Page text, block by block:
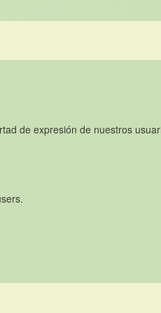
de expresión de nuestros